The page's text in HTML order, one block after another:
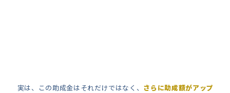
実は、この助成金はそれだけではなく、 さらに助成額がアップ